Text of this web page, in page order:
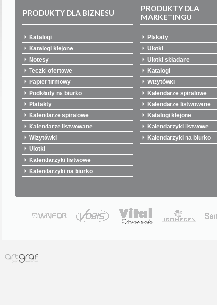
PRODUKTY DLA BIZNESU
PRODUKTY DLA
MARKETINGU
Katalogi
Katalogi klejone
Notesy
Teczki ofertowe
Papier firmowy
Podkłady na biurko
Platakty
Kalendarze spiralowe
Kalendarze listwowane
Wizytówki
Ulotki
Kalendarzyki listwowe
Kalendarzyki na biurko
Plakaty
Ulotki
Ulotki składane
Katalogi
Wizytówki
Kalendarze spiralowe
Kalendarze listwowane
Katalogi klejone
Kalendarzyki listwowe
Kalendarzyki na biurko